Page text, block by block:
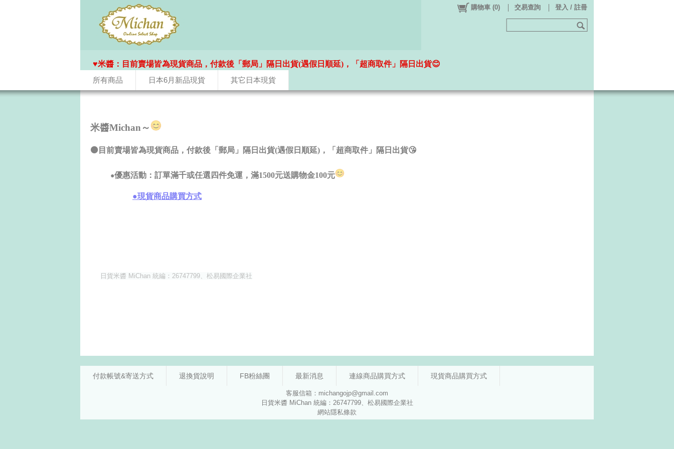
所有商品 日本6月新品現貨 其它日本現貨
購物車 (0) 交易查詢 登入 / 註冊
♥️米醬：目前賣場皆為現貨商品，付款後「郵局」隔日出貨(遇假日順延)，「超商取件」隔日出貨😊
付款帳號&寄送方式 退換貨說明 FB粉絲團 最新消息 連線商品購買方式 現貨商品購買方式
客服信箱：michangojp@gmail.com
日貨米醬 MiChan 統編：26747799、松易國際企業社
網站隱私條款